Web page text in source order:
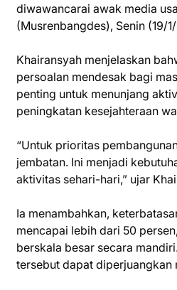
diwawancarai awak media
(Musrenbangdes), Senin (19/
Khairansyah menjelaskan
persoalan mendesak bagi
penting untuk menunjang
peningkatan kesejahteraan
“Untuk prioritas
jembatan. Ini menjadi
aktivitas sehari-hari,” ujar
Ia menambahkan,
mencapai lebih dari 50
berskala besar secara
tersebut dapat diperjuangkan